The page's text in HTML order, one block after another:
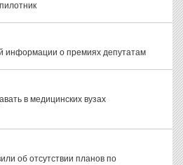
информации о премиях депутатам
в медицинских вузах
об отсутствии планов по